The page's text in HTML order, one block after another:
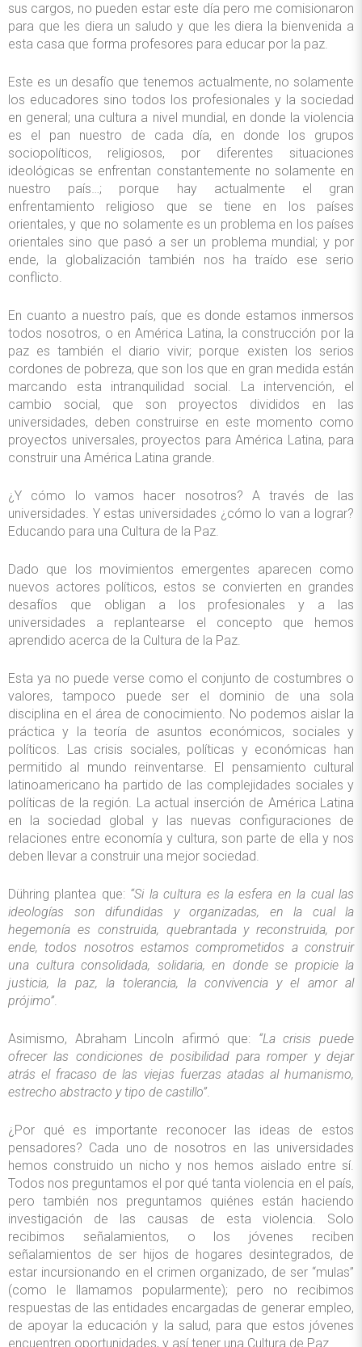
sus cargos, no pueden estar este día pero me comisionaron
para que les diera un saludo y que les diera la bienvenida a
esta casa que forma profesores para educar por la paz.
Este es un desafío que tenemos actualmente, no solamente
los educadores sino todos los profesionales y la sociedad
en general; una cultura a nivel mundial, en donde la violencia
es el pan nuestro de cada día, en donde los grupos
sociopolíticos, religiosos, por diferentes situaciones
ideológicas se enfrentan constantemente no solamente en
nuestro país…; porque hay actualmente el gran
enfrentamiento religioso que se tiene en los países
orientales, y que no solamente es un problema en los países
orientales sino que pasó a ser un problema mundial; y por
ende, la globalización también nos ha traído ese serio
conflicto.
En cuanto a nuestro país, que es donde estamos inmersos
todos nosotros, o en América Latina, la construcción por la
paz es también el diario vivir; porque existen los serios
cordones de pobreza, que son los que en gran medida están
marcando esta intranquilidad social. La intervención, el
cambio social, que son proyectos divididos en las
universidades, deben construirse en este momento como
proyectos universales, proyectos para América Latina, para
construir una América Latina grande.
¿Y cómo lo vamos hacer nosotros? A través de las
universidades. Y estas universidades ¿cómo lo van a lograr?
Educando para una Cultura de la Paz.
Dado que los movimientos emergentes aparecen como
nuevos actores políticos, estos se convierten en grandes
desafíos que obligan a los profesionales y a las
universidades a replantearse el concepto que hemos
aprendido acerca de la Cultura de la Paz.
Esta ya no puede verse como el conjunto de costumbres o
valores, tampoco puede ser el dominio de una sola
disciplina en el área de conocimiento. No podemos aislar la
práctica y la teoría de asuntos económicos, sociales y
políticos. Las crisis sociales, políticas y económicas han
permitido al mundo reinventarse. El pensamiento cultural
latinoamericano ha partido de las complejidades sociales y
políticas de la región. La actual inserción de América Latina
en la sociedad global y las nuevas configuraciones de
relaciones entre economía y cultura, son parte de ella y nos
deben llevar a construir una mejor sociedad.
Dühring plantea que: “Si la cultura es la esfera en la cual las
ideologías son difundidas y organizadas, en la cual la
hegemonía es construida, quebrantada y reconstruida, por
ende, todos nosotros estamos comprometidos a construir
una cultura consolidada, solidaria, en donde se propicie la
justicia, la paz, la tolerancia, la convivencia y el amor al
prójimo”.
Asimismo, Abraham Lincoln afirmó que: “La crisis puede
ofrecer las condiciones de posibilidad para romper y dejar
atrás el fracaso de las viejas fuerzas atadas al humanismo,
estrecho abstracto y tipo de castillo”.
¿Por qué es importante reconocer las ideas de estos
pensadores? Cada uno de nosotros en las universidades
hemos construido un nicho y nos hemos aislado entre sí.
Todos nos preguntamos el por qué tanta violencia en el país,
pero también nos preguntamos quiénes están haciendo
investigación de las causas de esta violencia. Solo
recibimos señalamientos, o los jóvenes reciben
señalamientos de ser hijos de hogares desintegrados, de
estar incursionando en el crimen organizado, de ser “mulas”
(como le llamamos popularmente); pero no recibimos
respuestas de las entidades encargadas de generar empleo,
de apoyar la educación y la salud, para que estos jóvenes
encuentren oportunidades, y así tener una Cultura de Paz.